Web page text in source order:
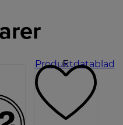
E
Produktdatablad